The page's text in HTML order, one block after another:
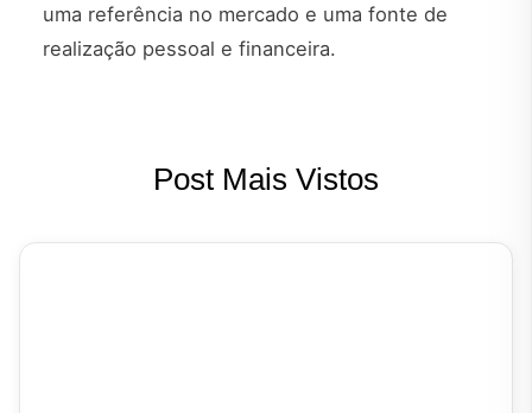
uma referência no mercado e uma fonte de
realização pessoal e financeira.
Post Mais Vistos